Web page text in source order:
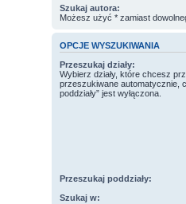
Szukaj autora:
Możesz użyć * zamiast
OPCJE WYSZUKIWANIA
Przeszukaj działy:
Wybierz działy, które chcesz
przeszukiwane automatycznie,
poddziały” jest wyłączona.
Przeszukaj poddziały:
Szukaj w: